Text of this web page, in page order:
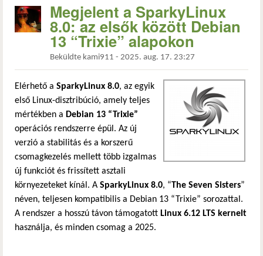
Megjelent a SparkyLinux
8.0: az elsők között Debian
13 “Trixie” alapokon
Beküldte kami911 - 2025. aug. 17. 23:27
Elérhető a SparkyLinux 8.0, az egyik
első Linux-disztribúció, amely teljes
mértékben a Debian 13 “Trixie”
operációs rendszerre épül. Az új
verzió a stabilitás és a korszerű
csomagkezelés mellett több izgalmas
új funkciót és frissített asztali
környezeteket kínál. A SparkyLinux 8.0, “The Seven Sisters”
néven, teljesen kompatibilis a Debian 13 “Trixie” sorozattal.
A rendszer a hosszú távon támogatott Linux 6.12 LTS kernelt
használja, és minden csomag a 2025.